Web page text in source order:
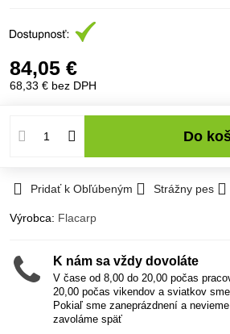
84,05 €
68,33 € bez DPH
Do
Pridať k Obľúbeným Strážny pes
Výrobca: Flacarp
K nám sa vždy dovoláte
V čase od 8,00 do 20,00 počas
20,00 počas vikendov a sviatkov
Pokiaľ sme zaneprázdnení a
zavoláme späť